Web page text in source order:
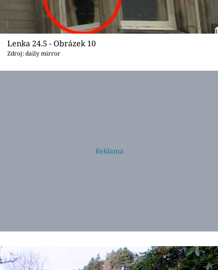
Lenka 24.5 - Obrázek 10
Zdroj: daily mirror